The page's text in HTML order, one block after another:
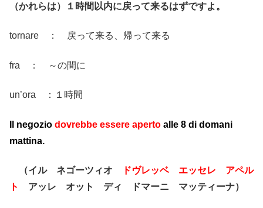
（かれらは）１時間以内に戻って来るはずですよ。
tornare ： 戻って来る、帰って来る
fra ： ～の間に
un’ora ：１時間
Il negozio dovrebbe essere aperto alle 8 di domani
mattina.
（イル ネゴーツィオ ドヴレッベ エッセレ アペル
ト
アッレ オット ディ ドマーニ マッティーナ）